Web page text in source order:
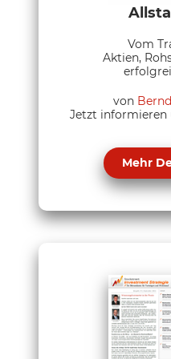
Vom
Aktien,
von
Jetzt informieren
Mehr